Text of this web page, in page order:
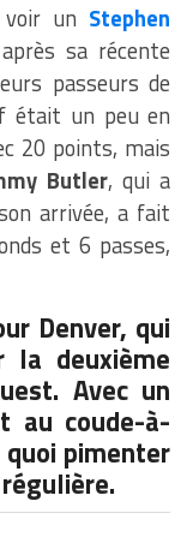
un Stephen
sa récente
passeurs de
était un peu en
20 points, mais
Butler, qui a
arrivée, a fait
et 6 passes,
Denver, qui
la deuxième
Avec un
au coude-à-
quoi pimenter